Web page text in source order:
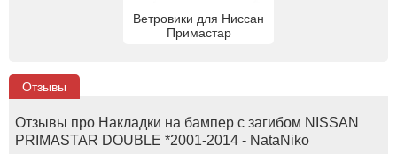
Ветровики для Ниссан
Примастар
Отзывы
Отзывы про Накладки на бампер с загибом NISSAN
PRIMASTAR DOUBLE *2001-2014 - NataNiko